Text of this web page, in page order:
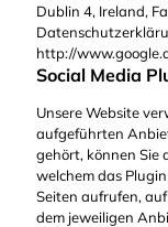
Dublin 4, Ireland,
http://
Social Media
Unsere Website
aufgeführten
gehört, können Sie
welchem das
Seiten aufrufen,
dem jeweiligen